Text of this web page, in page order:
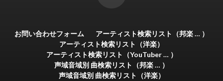
お問い合わせフォーム
アーティスト検索リスト（邦楽 … ）
アーティスト検索リスト（洋楽）
アーティスト検索リスト（YouTuber … ）
声域音域別 曲検索リスト（邦楽 … ）
声域音域別 曲検索リスト（洋楽）